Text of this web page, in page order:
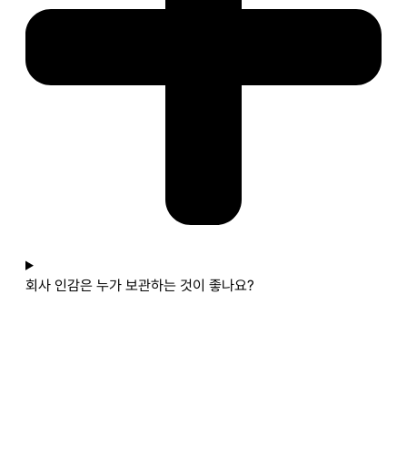
회사 인감은 누가 보관하는 것이 좋나요?